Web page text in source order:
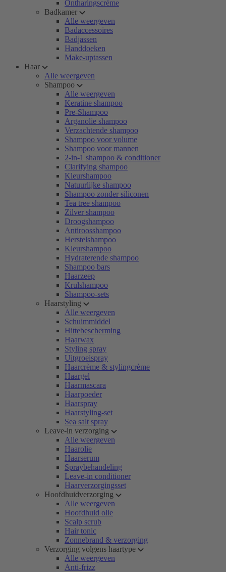
Ontharingscrème
Badkamer
Alle weergeven
Badaccessoires
Badjassen
Handdoeken
Make-uptassen
Haar
Alle weergeven
Shampoo
Alle weergeven
Keratine shampoo
Pre-Shampoo
Arganolie shampoo
Verzachtende shampoo
Shampoo voor volume
Shampoo voor mannen
2-in-1 shampoo & conditioner
Clarifying shampoo
Kleurshampoo
Natuurlijke shampoo
Shampoo zonder siliconen
Tea tree shampoo
Zilver shampoo
Droogshampoo
Antiroosshampoo
Herstelshampoo
Kleurshampoo
Hydraterende shampoo
Shampoo bars
Haarzeep
Krulshampoo
Shampoo-sets
Haarstyling
Alle weergeven
Schuimmiddel
Hittebescherming
Haarwax
Styling spray
Uitgroeispray
Haarcrème & stylingcrème
Haargel
Haarmascara
Haarpoeder
Haarspray
Haarstyling-set
Sea salt spray
Leave-in verzorging
Alle weergeven
Haarolie
Haarserum
Spraybehandeling
Leave-in conditioner
Haarverzorgingsset
Hoofdhuidverzorging
Alle weergeven
Hoofdhuid olie
Scalp scrub
Hair tonic
Zonnebrand & verzorging
Verzorging volgens haartype
Alle weergeven
Anti-frizz